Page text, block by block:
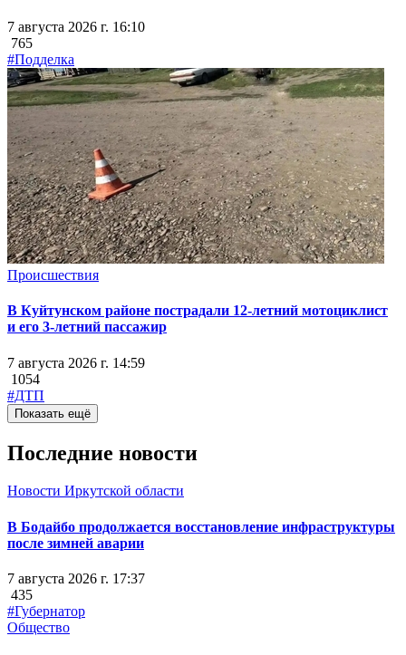
7 августа 2026 г. 16:10
765
#Подделка
Происшествия
В Куйтунском районе пострадали 12-летний мотоциклист
и его 3-летний пассажир
7 августа 2026 г. 14:59
1054
#ДТП
Показать ещё
Последние новости
Новости Иркутской области
В Бодайбо продолжается восстановление инфраструктуры
после зимней аварии
7 августа 2026 г. 17:37
435
#Губернатор
Общество